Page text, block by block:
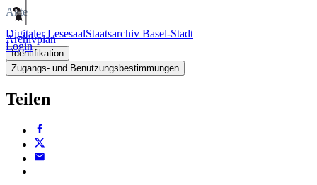
Digitaler LesesaalStaatsarchiv Basel-Stadt
Login
Akte
Archivplan
Identifikation
Zugangs- und Benutzungsbestimmungen
Teilen